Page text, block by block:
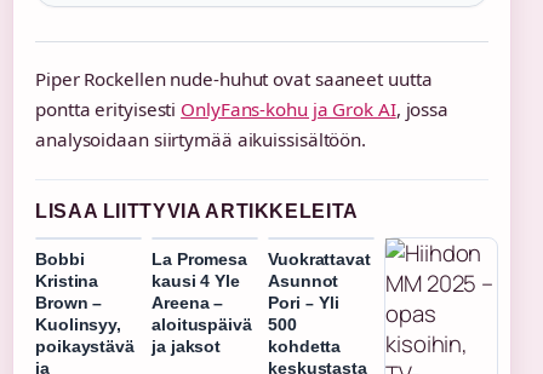
Piper Rockellen nude-huhut ovat saaneet uutta
pontta erityisesti OnlyFans-kohu ja Grok AI, jossa
analysoidaan siirtymää aikuissisältöön.
LISAA LIITTYVIA ARTIKKELEITA
Bobbi
Kristina
Brown –
Kuolinsyy,
poikaystävä
ja
La Promesa
kausi 4 Yle
Areena –
aloituspäivä
ja jaksot
Vuokrattavat
Asunnot
Pori – Yli
500
kohdetta
keskustasta